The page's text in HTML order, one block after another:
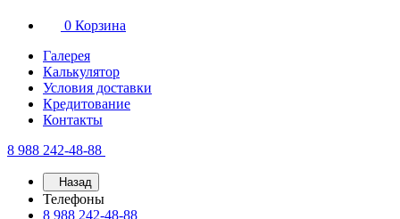
0 Корзина
Галерея
Калькулятор
Условия доставки
Кредитование
Контакты
8 988 242-48-88
Назад
Телефоны
8 988 242-48-88